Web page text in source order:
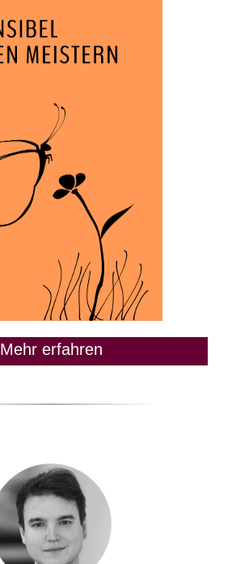
Mehr erfahren